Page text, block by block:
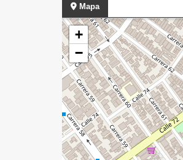
Mapa
+
−